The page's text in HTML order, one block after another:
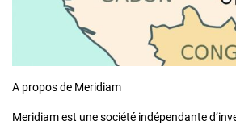
A propos de Meridiam
Meridiam est une société indépendante